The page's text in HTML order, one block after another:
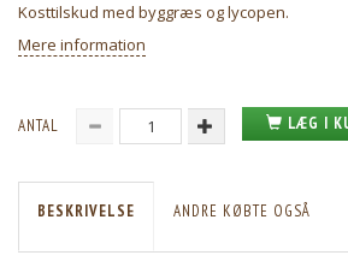
Kosttilskud med byggræs og lycopen.
Mere information
ANTAL LÆG I
BESKRIVELSE ANDRE KØBTE OGSÅ